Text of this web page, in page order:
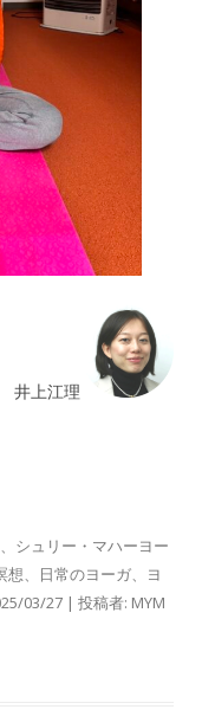
井上江理
、 シュリー・マハーヨー
想、 日常のヨーガ、
ヨ
03/27 | 投稿者: MYM